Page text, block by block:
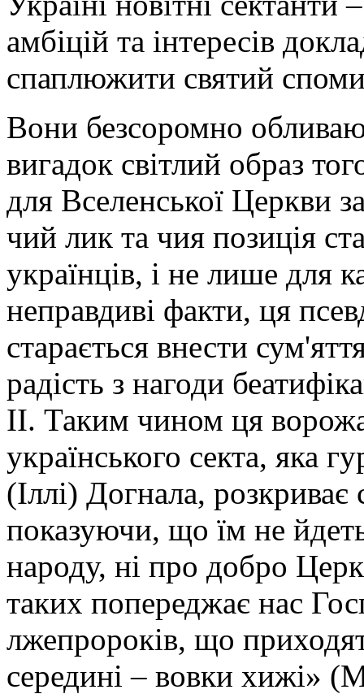
амбіцій та інтересів
спаплюжити святий
Вони безсоромно
вигадок світлий образ
для Вселенської Церкви
чий лик та чия позиція
українців, і не лише для
неправдиві факти, ця
старається внести
радість з нагоди
II. Таким чином ця ворожа
українського секта, яка
(Іллі) Догнала,
показуючи, що їм не
народу, ні про добро
таких попереджає нас
лжепророків, що
середині – вовки хижі»